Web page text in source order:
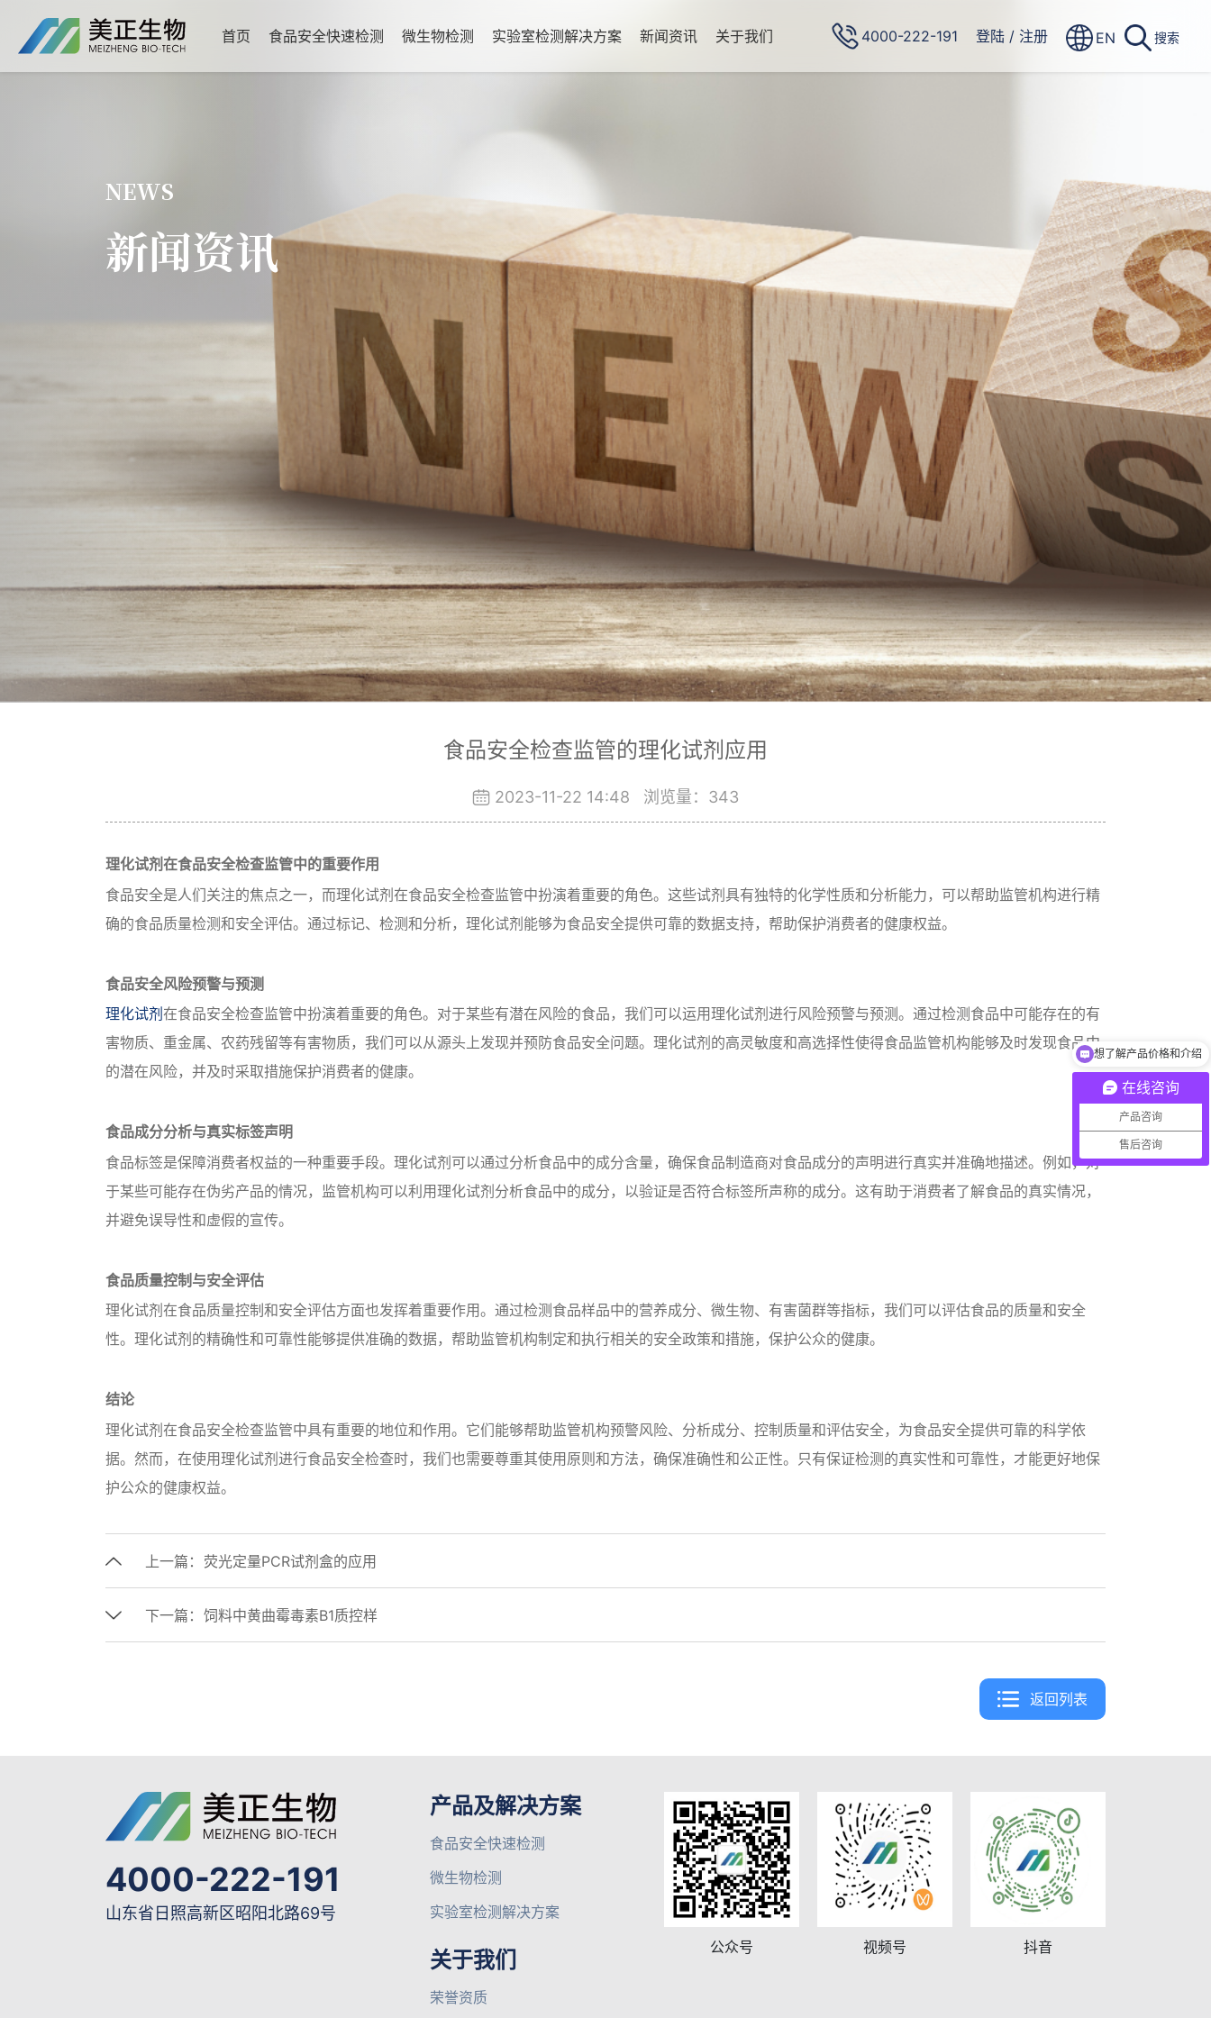
首页 食品安全快速检测 微生物检测 实验室检测解决方案 新闻资讯 关于我们 4000-222-191 登陆 / 注册 EN 搜索
NEWS
新闻资讯
食品安全检查监管的理化试剂应用
2023-11-22 14:48 浏览量： 343
理化试剂在食品安全检查监管中的重要作用
食品安全是人们关注的焦点之一，而理化试剂在食品安全检查监管中扮演着重要的角色。这些试剂具有独特的化学性质和分析能力，可以帮助监管机构进行精
确的食品质量检测和安全评估。通过标记、检测和分析，理化试剂能够为食品安全提供可靠的数据支持，帮助保护消费者的健康权益。
食品安全风险预警与预测
理化试剂 在食品安全检查监管中扮演着重要的角色。对于某些有潜在风险的食品，我们可以运用理化试剂进行风险预警与预测。通过检测食品中可能存在的有
害物质、重金属、农药残留等有害物质，我们可以从源头上发现并预防食品安全问题。理化试剂的高灵敏度和高选择性使得食品监管机构能够及时发现食品中
的潜在风险，并及时采取措施保护消费者的健康。
食品成分分析与真实标签声明
食品标签是保障消费者权益的一种重要手段。理化试剂可以通过分析食品中的成分含量，确保食品制造商对食品成分的声明进行真实并准确地描述。例如，对
于某些可能存在伪劣产品的情况，监管机构可以利用理化试剂分析食品中的成分，以验证是否符合标签所声称的成分。这有助于消费者了解食品的真实情况，
并避免误导性和虚假的宣传。
食品质量控制与安全评估
理化试剂在食品质量控制和安全评估方面也发挥着重要作用。通过检测食品样品中的营养成分、微生物、有害菌群等指标，我们可以评估食品的质量和安全
性。理化试剂的精确性和可靠性能够提供准确的数据，帮助监管机构制定和执行相关的安全政策和措施，保护公众的健康。
结论
理化试剂在食品安全检查监管中具有重要的地位和作用。它们能够帮助监管机构预警风险、分析成分、控制质量和评估安全，为食品安全提供可靠的科学依
据。然而，在使用理化试剂进行食品安全检查时，我们也需要尊重其使用原则和方法，确保准确性和公正性。只有保证检测的真实性和可靠性，才能更好地保
护公众的健康权益。
上一篇： 荧光定量PCR试剂盒的应用
下一篇： 饲料中黄曲霉毒素B1质控样
返回列表
4000-222-191
山东省日照高新区昭阳北路69号
产品及解决方案
食品安全快速检测
微生物检测
实验室检测解决方案
关于我们
荣誉资质
公众号 视频号 抖音
在线咨询
产品咨询
售后咨询
想了解产品价格和介绍
产品如何收费？